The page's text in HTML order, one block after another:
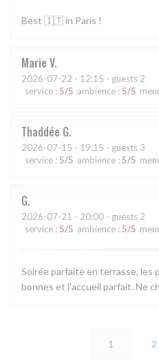
Best 🇮🇹 in Paris !
Marie V
2026-07-22 - 12:15 - guests 2
service : 5/5 ambience : 5/5
Thaddée G
2026-07-15 - 19:15 - guests 3
service : 5/5 ambience : 5/5
G
2026-07-21 - 20:00 - guests 2
service : 5/5 ambience : 5/5
Soirée parfaite en terrasse, les
bonnes et l'accueil parfait. Ne
1 2